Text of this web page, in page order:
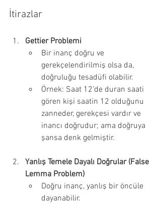
İtirazlar
Gettier Problemi
Bir inanç doğru ve
gerekçelendirilmiş olsa da,
doğruluğu tesadüfi olabilir.
Örnek: Saat 12’de duran saati
gören kişi saatin 12 olduğunu
zanneder, gerekçesi vardır ve
inancı doğrudur; ama doğruya
şansa denk gelmiştir.
Yanlış Temele Dayalı Doğrular (False
Lemma Problem)
Doğru inanç, yanlış bir öncüle
dayanabilir.